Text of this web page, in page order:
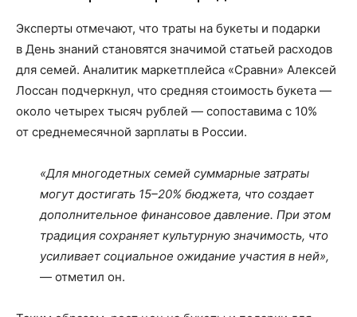
Эксперты отмечают, что траты на букеты и подарки
в День знаний становятся значимой статьей расходов
для семей. Аналитик маркетплейса «Сравни» Алексей
Лоссан подчеркнул, что средняя стоимость букета —
около четырех тысяч рублей — сопоставима с 10%
от среднемесячной зарплаты в России.
«Для многодетных семей суммарные затраты
могут достигать 15–20% бюджета, что создает
дополнительное финансовое давление. При этом
традиция сохраняет культурную значимость, что
усиливает социальное ожидание участия в ней»,
— отметил он.